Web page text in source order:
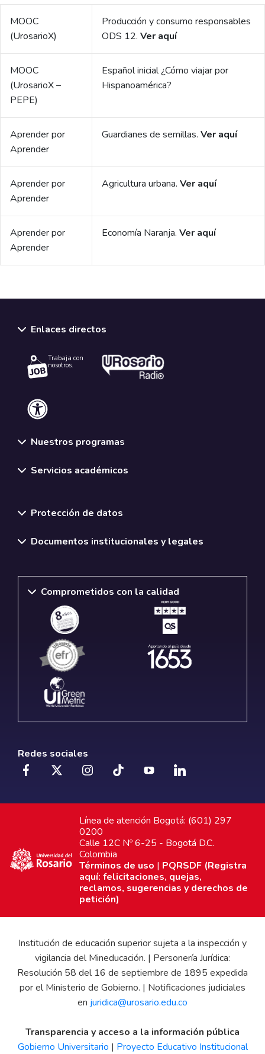
MOOC
(UrosarioX)
Producción y consumo responsables
ODS 12. Ver aquí
MOOC
(UrosarioX –
PEPE)
Español inicial ¿Cómo viajar por
Hispanoamérica?
Aprender por
Aprender
Guardianes de semillas. Ver aquí
Aprender por
Aprender
Agricultura urbana. Ver aquí
Aprender por
Aprender
Economía Naranja. Ver aquí
Enlaces directos
Trabaja con
nosotros.
Nuestros programas
Servicios académicos
Protección de datos
Documentos institucionales y legales
Comprometidos con la calidad
Redes sociales
Línea de atención Bogotá: (601) 297
0200
Calle 12C Nº 6-25 - Bogotá D.C.
Colombia
Términos de uso | PQRSDF (Registra
aquí: felicitaciones, quejas,
reclamos, sugerencias y derechos de
petición)
Institución de educación superior sujeta a la inspección y
vigilancia del Mineducación. | Personería Jurídica:
Resolución 58 del 16 de septiembre de 1895 expedida
por el Ministerio de Gobierno. | Notificaciones judiciales
en juridica@urosario.edu.co
Transparencia y acceso a la información pública
Gobierno Universitario | Proyecto Educativo Institucional